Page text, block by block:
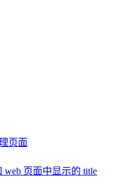
页面
web 页面中显示的 title